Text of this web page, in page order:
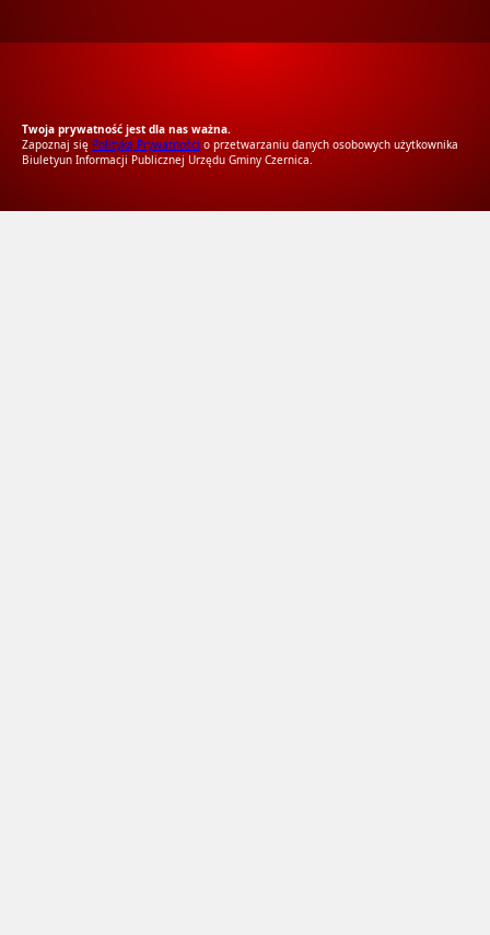
Twoja prywatność jest dla nas ważna.
Zapoznaj się Polityką Prywatności o przetwarzaniu danych osobowych użytkownika
Biuletyun Informacji Publicznej Urzędu Gminy Czernica.